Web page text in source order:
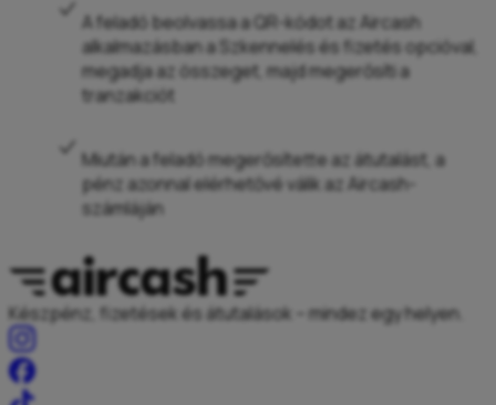
A feladó beolvassa a QR-kódot az Aircash
alkalmazásban a Szkennelés és fizetés opcióval,
megadja az összeget, majd megerősíti a
tranzakciót
Miután a feladó megerősítette az átutalást, a
pénz azonnal elérhetővé válik az Aircash-
számláján
Készpénz, fizetések és átutalások – mindez egy helyen.